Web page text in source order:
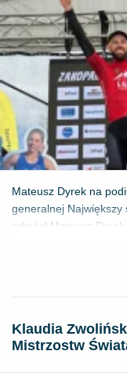
Mateusz Dyrek na
generalnej
odniósł Mateusz Dyrek,
Klaudia
Mistrzostw